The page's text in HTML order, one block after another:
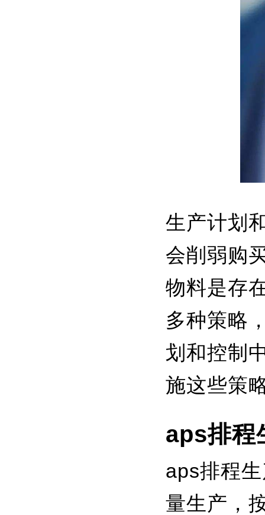
生产计划
会削弱购
物料是存
多种策略
划和控制
施这些策
aps排程
aps排程
量生产，